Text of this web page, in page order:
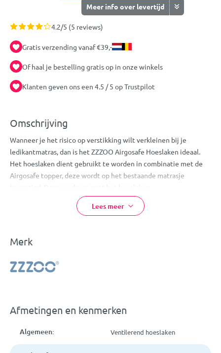
Meer info over levertijd
4.2/5 (5 reviews)
Gratis verzending vanaf €39,-
Of haal je bestelling gratis op in onze winkels
Klanten geven ons een 4.5 / 5 op Trustpilot
Omschrijving
Wanneer je het risico op verstikking wilt verkleinen bij je
ledikantmatras, dan is het ZZZOO Airgosafe Hoeslaken ideaal.
Het hoeslaken dient gebruikt te worden in combinatie met de
Airgosafe topper, deze wordt op het bestaande matrasje
Het ZZZOO Airgosafe hoeslaken is gemaakt van een stof die
goed ademt en zeer absorberend is, waardoor maximale
hoeslaken sneldrogend; de stof droogt 30% sneller dan katoen
Met het Airgosafe hoeslaken kan je kind altijd vrij ademen.
Kleur: wit
Optimale aan- en afvoer van lucht
Lees meer
Merk
Afmetingen en kenmerken
Algemeen: Ventilerend hoeslaken